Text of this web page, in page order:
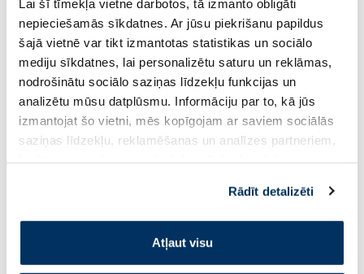
Lai šī tīmekļa vietne darbotos, tā izmanto obligāti
nepieciešamās sīkdatnes. Ar jūsu piekrišanu papildus
šajā vietnē var tikt izmantotas statistikas un sociālo
mediju sīkdatnes, lai personalizētu saturu un reklāmas,
nodrošinātu sociālo saziņas līdzekļu funkcijas un
analizētu mūsu datplūsmu. Informāciju par to, kā jūs
izmantojat šo vietni, mēs kopīgojam ar saviem sociālās
saziņas līdzekļu, reklamēšanas un analīzes partneriem,
pakalpojumus. Ja piekrītat šo papildu sīkdatņu
izmantošanai, lūdzu, atzīmējiet savu izvēli:
Rādīt detalizēti
Atļaut visu
14.99 € 24.99 €
Pirkt
Standarta cena: 24.99 €
31.84 € 48.99 €
Standarta cena: 48.99 €
Page 1 of 10
Saules aizsardzībai vasarā ☀️
-30%